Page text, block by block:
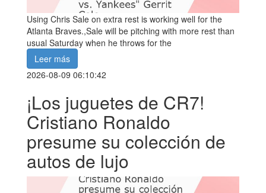
Using Chris Sale on extra rest is working well for the
Atlanta Braves.,Sale will be pitching with more rest than
usual Saturday when he throws for the
Leer más
2026-08-09 06:10:42
¡Los juguetes de CR7!
Cristiano Ronaldo
presume su colección de
autos de lujo